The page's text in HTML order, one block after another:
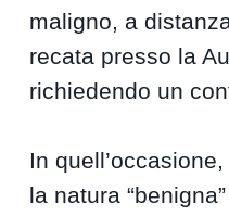
maligno, a
recata presso la
richiedendo un
In
la natura